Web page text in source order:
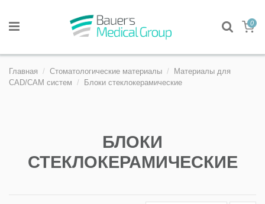
0
Главная Стоматологические материалы
Материалы для
CAD/CAM систем
Блоки стеклокерамические
БЛОКИ
СТЕКЛОКЕРАМИЧЕСКИЕ